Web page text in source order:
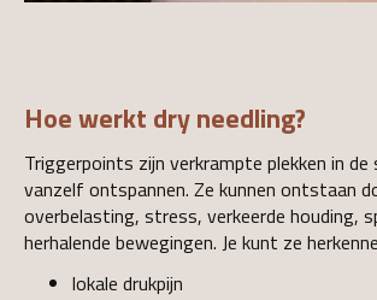
Hoe werkt dry needling?
Triggerpoints zijn verkrampte plekken in de
vanzelf ontspannen. Ze kunnen ontstaan
overbelasting, stress, verkeerde houding,
herhalende bewegingen. Je kunt ze
lokale drukpijn